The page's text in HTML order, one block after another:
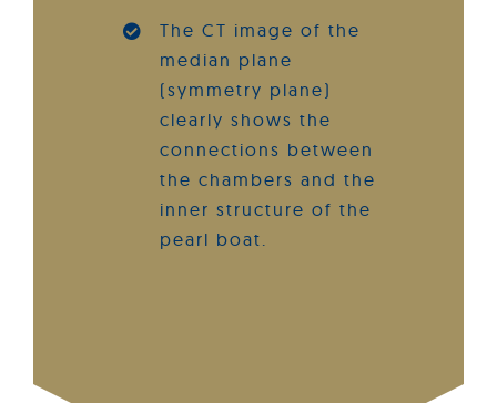
The CT image of the
median plane
(symmetry plane)
clearly shows the
connections between
the chambers and the
inner structure of the
pearl boat.